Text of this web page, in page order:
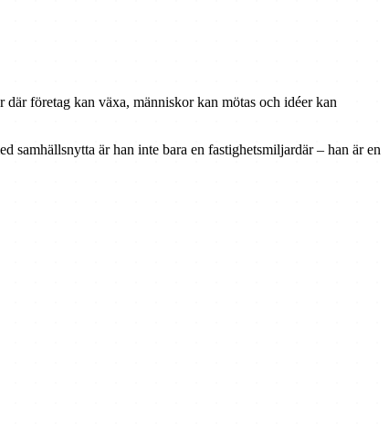
företag kan växa, människor kan mötas och idéer kan
samhällsnytta är han inte bara en fastighetsmiljardär – han är en